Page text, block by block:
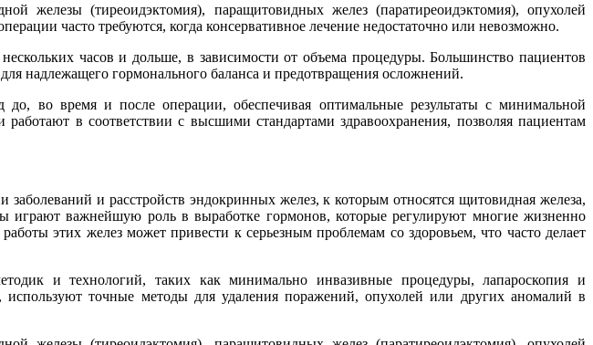
железы (тиреоидэктомия), паращитовидных желез (паратиреоидэктомия), опухолей
часто требуются, когда консервативное лечение недостаточно или невозможно.
часов и дольше, в зависимости от объема процедуры. Большинство пациентов
надлежащего гормонального баланса и предотвращения осложнений.
во время и после операции, обеспечивая оптимальные результаты с минимальной
в соответствии с высшими стандартами здравоохранения, позволяя пациентам
и расстройств эндокринных желез, к которым относятся щитовидная железа,
важнейшую роль в выработке гормонов, которые регулируют многие жизненно
этих желез может привести к серьезным проблемам со здоровьем, что часто делает
и технологий, таких как минимально инвазивные процедуры, лапароскопия и
точные методы для удаления поражений, опухолей или других аномалий в